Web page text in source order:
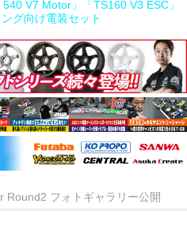
V7 Motor」「TS160 V3 ESC」
グ向け電装セット
Round2 フォトギャラリー公開